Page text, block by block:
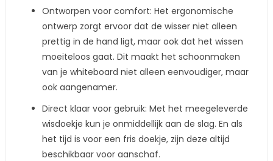
Ontworpen voor comfort: Het ergonomische
ontwerp zorgt ervoor dat de wisser niet alleen
prettig in de hand ligt, maar ook dat het wissen
moeiteloos gaat. Dit maakt het schoonmaken
van je whiteboard niet alleen eenvoudiger, maar
ook aangenamer.
Direct klaar voor gebruik: Met het meegeleverde
wisdoekje kun je onmiddellijk aan de slag. En als
het tijd is voor een fris doekje, zijn deze altijd
beschikbaar voor aanschaf.